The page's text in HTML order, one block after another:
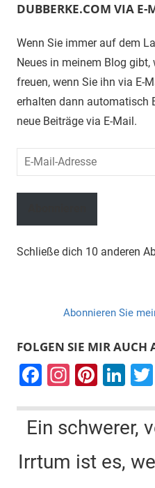
DUBBERKE.COM VIA
Wenn Sie immer auf dem
Neues in meinem Blog
freuen, wenn Sie ihn via E-
erhalten dann automatisch
neue Beiträge via E-Mail.
Mail-
Adresse
Schließe dich 10 anderen
Abonnieren Sie
FOLGEN SIE MIR AUCH
F
c
e
b
In
a
gr
a
Pi
er
e
st
Li
k
e
dI
Ein schwerer,
Irrtum ist es,